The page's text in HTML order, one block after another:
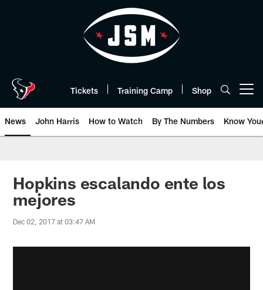
Tickets Training Camp Shop
News John Harris How to Watch By The Numbers Know
Hopkins escalando ente los
mejores
Dec 02, 2017 at 03:47 AM